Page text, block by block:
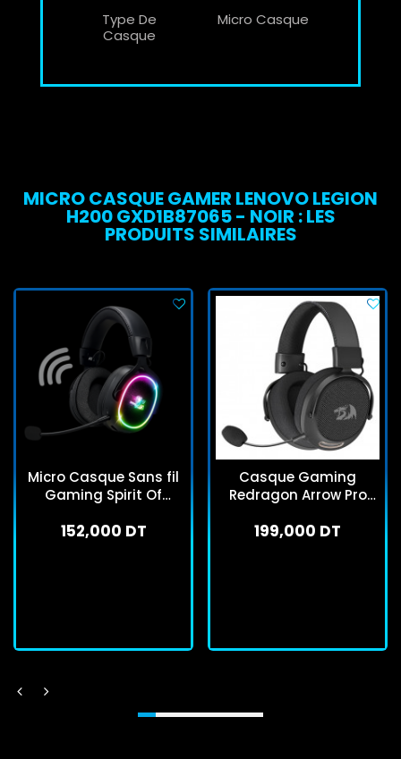
Type De
Casque
Micro Casque
MICRO CASQUE GAMER LENOVO LEGION
H200 GXD1B87065 - NOIR : LES
PRODUITS SIMILAIRES
Micro Casque Sans fil
Gaming Spirit Of
RGB Noir
152,000 DT
Casque Gaming
Redragon Arrow Pro
199,000 DT